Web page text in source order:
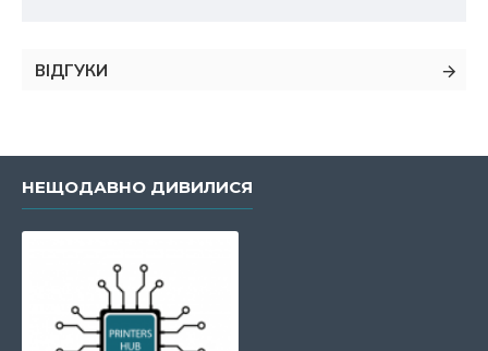
ВІДГУКИ
НЕЩОДАВНО ДИВИЛИСЯ